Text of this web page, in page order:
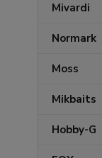
Mivardi
Normark
Moss
Mikbaits
Hobby-G